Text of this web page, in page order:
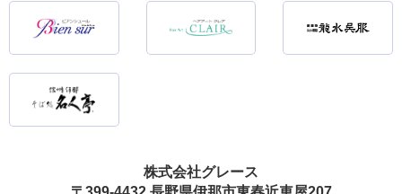
株式会社グレース